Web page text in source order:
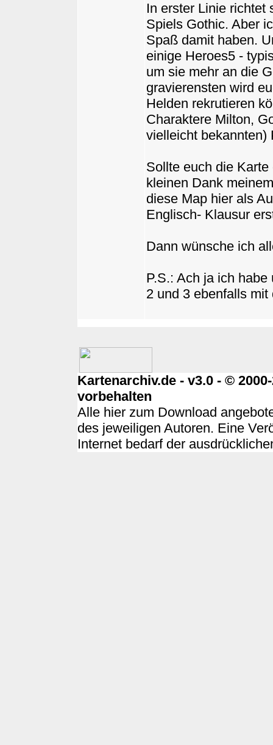
In erster Linie richtet
Spiels Gothic. Aber
Spaß damit haben.
einige Heroes5 -
um sie mehr an die
gravierensten wird
Helden rekrutieren
Charaktere Milton,
vielleicht bekannten)
Sollte euch die
kleinen Dank
diese Map hier als
Englisch- Klausur
Dann wünsche ich
P.S.: Ach ja ich
2 und 3 ebenfalls
Kartenarchiv.de - v3.0 - ©
vorbehalten
Alle hier zum Download
des jeweiligen Autoren. Eine
Internet bedarf der